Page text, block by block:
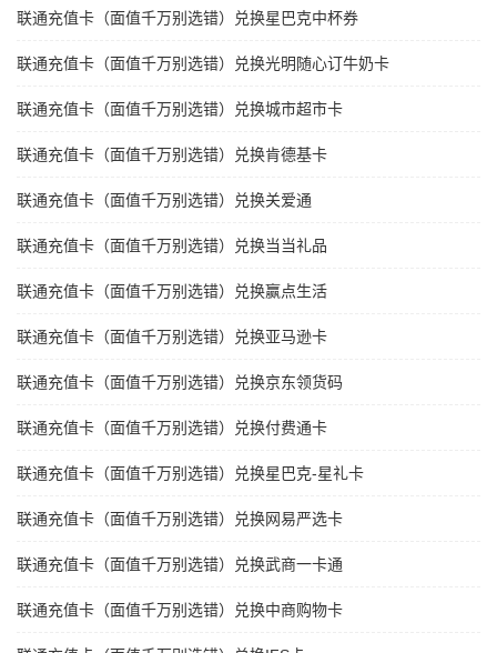
联通充值卡（面值千万别选错）兑换星巴克中杯券
联通充值卡（面值千万别选错）兑换光明随心订牛奶卡
联通充值卡（面值千万别选错）兑换城市超市卡
联通充值卡（面值千万别选错）兑换肯德基卡
联通充值卡（面值千万别选错）兑换关爱通
联通充值卡（面值千万别选错）兑换当当礼品
联通充值卡（面值千万别选错）兑换赢点生活
联通充值卡（面值千万别选错）兑换亚马逊卡
联通充值卡（面值千万别选错）兑换京东领货码
联通充值卡（面值千万别选错）兑换付费通卡
联通充值卡（面值千万别选错）兑换星巴克-星礼卡
联通充值卡（面值千万别选错）兑换网易严选卡
联通充值卡（面值千万别选错）兑换武商一卡通
联通充值卡（面值千万别选错）兑换中商购物卡